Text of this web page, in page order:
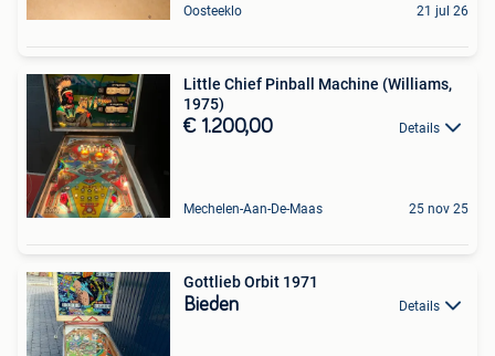
Oosteeklo 21 jul 26
Little Chief Pinball Machine (Williams,
1975)
€ 1.200,00 Details
Mechelen-Aan-De-Maas 25 nov 25
Gottlieb Orbit 1971
Bieden Details